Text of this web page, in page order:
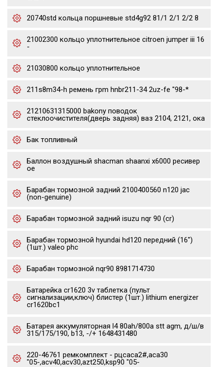
20740std кольца поршневые std4g92 81/1 2/1 2/2 8
21002300 кольцо уплотнительное citroen jumper iii 16
-
21030800 кольцо уплотнительное
211s8m34-h ремень грm hnbr211-34 2uz-fe "98-*
21210631315000 bakony поводок
стеклоочистителя(дверь задняя) ваз 2104, 2121, ока
Бак топливный
Баллон воздушный shacman shaanxi x6000 ресивер
oe
Барабан тормозной задний 2100400560 n120 jac
(non-genuine)
Барабан тормозной задний isuzu nqr 90 (cr)
Барабан тормозной hyundai hd120 передний (16")
(1шт.) valeo phc
Барабан тормозной nqr90 8981714730
Батарейка cr1620 3v таблетка (пульт
сигнализации,ключ) блистер (1шт.) lithium energizer
cr1620bc1
Батарея аккумуляторная l4 80ah/800a stt agm, д/ш/в
315/175/190, b13, -/+ 1648431480
220-46761 ремкомплект - рцсaca2#,aca30
"05-,acv40,acv30,azt250,ksp90 "05-